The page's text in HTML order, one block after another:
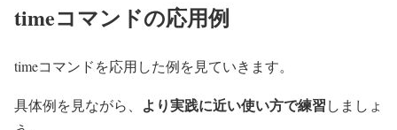
timeコマンドの応用例
timeコマンドを応用した例を見ていきます。
具体例を見ながら、 より実践に近い使い方で練習しましょ